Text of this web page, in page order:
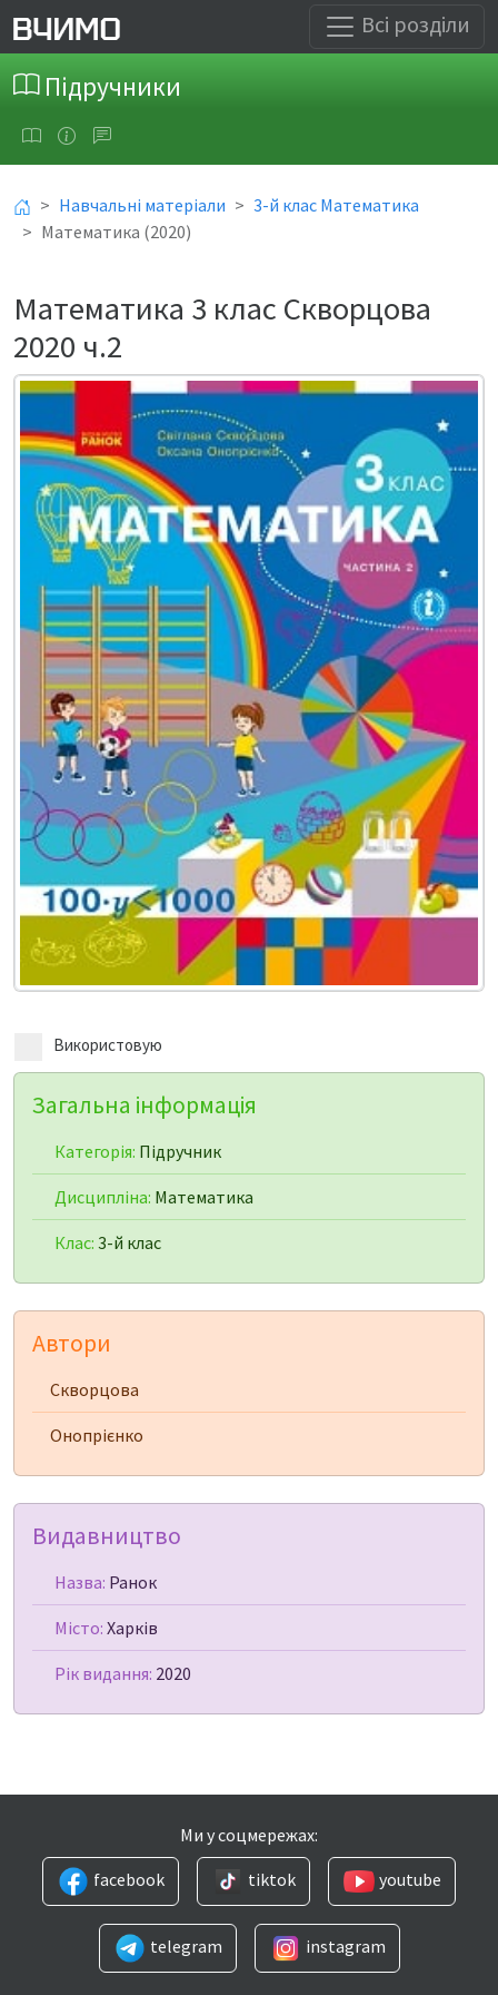
Всі розділи
Підручники
Навчальні матеріали
3-й клас Математика
Математика (2020)
Математика 3 клас Скворцова
2020 ч.2
Використовую
Загальна інформація
Категорія: Підручник
Дисципліна: Математика
Клас: 3-й клас
Автори
Скворцова
Онопрієнко
Видавництво
Назва: Ранок
Місто: Харків
Рік видання: 2020
Ми у соцмережах:
facebook
tiktok youtube
telegram instagram